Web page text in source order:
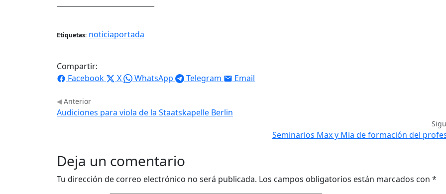
Etiquetas: noticiaportada
Compartir:
Facebook
X WhatsApp Telegram Email
Anterior
Audiciones para viola de la Staatskapelle Berlin
Seminarios Max y Mia de formación del
Deja un comentario
Tu dirección de correo electrónico no será publicada. Los campos obligatorios están marcados con *